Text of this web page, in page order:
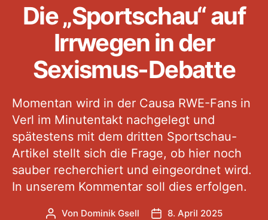
Die „Sportschau“ auf
Irrwegen in der
Sexismus-Debatte
Momentan wird in der Causa RWE-Fans in
Verl im Minutentakt nachgelegt und
spätestens mit dem dritten Sportschau-
Artikel stellt sich die Frage, ob hier noch
sauber recherchiert und eingeordnet wird.
In unserem Kommentar soll dies erfolgen.
Beitragsautor
Von Dominik Gsell Veröffentlichungsdatum
8. April 2025